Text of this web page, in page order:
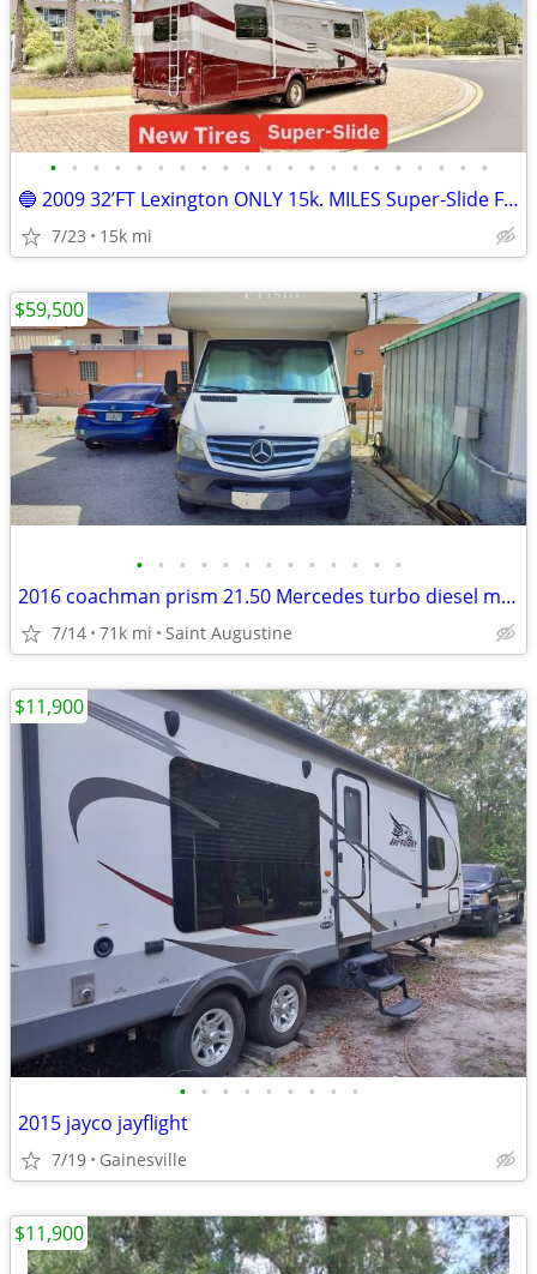
• • • • • • • • • • • • • • • • • • • • •
🔵 2009 32’FT Lexington ONLY 15k. MILES Super-Slide Full Paint
7/23 15k mi
• • • • • • • • • • • • •
2016 coachman prism 21.50 Mercedes turbo diesel motor home
7/14 71k mi Saint Augustine
$59,500
• • • • • • • • •
2015 jayco jayflight
7/19 Gainesville
$11,900
$11,900